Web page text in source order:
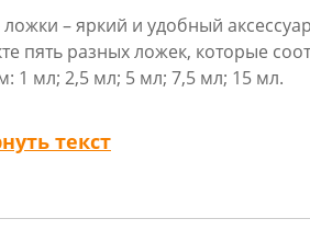
– яркий и удобный
пять разных ложек, которые
1 мл; 2,5 мл; 5 мл; 7,5 мл; 15 мл.
для приготовления
строгая дозировка специй или
текст